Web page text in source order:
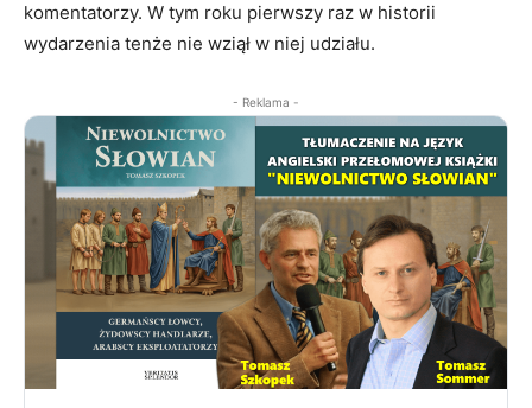
komentatorzy. W tym roku pierwszy raz w historii
wydarzenia tenże nie wziął w niej udziału.
- Reklama -